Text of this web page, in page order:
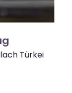
Türkei